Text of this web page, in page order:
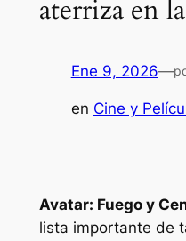
aterriza en
Ene 9, 2026—
en Cine y
Avatar: Fuego y
lista importante de